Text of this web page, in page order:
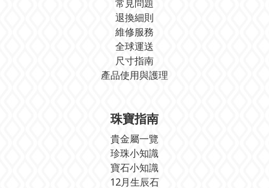
常見問題
退換細則
維修服務
全球運送
尺寸指南
產品使用與護理
珠寶指南
貴金屬一覽
珍珠小知識
寶石小知識
12月生辰石